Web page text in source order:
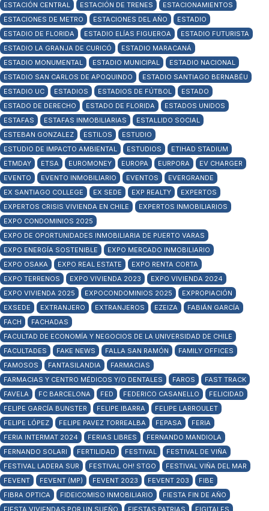
ESTACIÓN CENTRAL
ESTACIÓN DE TRENES
ESTACIONAMIENTOS
ESTACIONES DE METRO
ESTACIONES DEL AÑO
ESTADIO
ESTADIO DE FLORIDA
ESTADIO ELÍAS FIGUEROA
ESTADIO FUTURISTA
ESTADIO LA GRANJA DE CURICÓ
ESTADIO MARACANÁ
ESTADIO MONUMENTAL
ESTADIO MUNICIPAL
ESTADIO NACIONAL
ESTADIO SAN CARLOS DE APOQUINDO
ESTADIO SANTIAGO BERNABÉU
ESTADIO UC
ESTADIOS ESTADIOS DE FÚTBOL
ESTADO
ESTADO DE DERECHO
ESTADO DE FLORIDA
ESTADOS UNIDOS
ESTAFAS
ESTAFAS INMOBILIARIAS
ESTALLIDO SOCIAL
ESTEBAN GONZALEZ
ESTILOS
ESTUDIO
ESTUDIO DE IMPACTO AMBIENTAL
ESTUDIOS
ETIHAD STADIUM
ETMDAY
ETSA EUROMONEY EUROPA EURPORA
EV CHARGER
EVENTO
EVENTO INMOBILIARIO EVENTOS
EVERGRANDE
EX SANTIAGO COLLEGE
EX SEDE EXP REALTY
EXPERTOS
EXPERTOS CRISIS VIVIENDA EN CHILE
EXPERTOS INMOBILIARIOS
EXPO CONDOMINIOS 2025
EXPO DE OPORTUNIDADES INMOBILIARIA DE PUERTO VARAS
EXPO ENERGÍA SOSTENIBLE
EXPO MERCADO INMOBILIARIO
EXPO OSAKA
EXPO REAL ESTATE
EXPO RENTA CORTA
EXPO TERRENOS
EXPO VIVIENDA 2023
EXPO VIVIENDA 2024
EXPO VIVIENDA 2025
EXPOCONDOMINIOS 2025
EXPROPIACIÓN
EXSEDE
EXTRANJERO EXTRANJEROS EZEIZA
FABIÁN GARCÍA
FACH
FACHADAS
FACULTAD DE ECONOMÍA Y NEGOCIOS DE LA UNIVERSIDAD DE CHILE
FACULTADES
FAKE NEWS FALLA SAN RAMÓN
FAMILY OFFICES
FAMOSOS
FANTASILANDIA
FARMACIAS
FARMACIAS Y CENTRO MÉDICOS Y/O DENTALES
FAROS
FAST TRACK
FAVELA
FC BARCELONA FED FEDERICO CASANELLO
FELICIDAD
FELIPE GARCÍA BUNSTER
FELIPE IBARRA
FELIPE LARROULET
FELIPE LÓPEZ
FELIPE PAVEZ TORREALBA FEPASA
FERIA
FERIA INTERMAT 2024
FERIAS LIBRES
FERNANDO MANDIOLA
FERNANDO SOLARI
FERTILIDAD FESTIVAL
FESTIVAL DE VIÑA
FESTIVAL LADERA SUR
FESTIVAL OH! STGO
FESTIVAL VIÑA DEL MAR
FEVENT
FEVENT (MP) FEVENT 2023 FEVENT 203
FIBE
FIBRA OPTICA
FIDEICOMISO INMOBILIARIO
FIESTA FIN DE AÑO